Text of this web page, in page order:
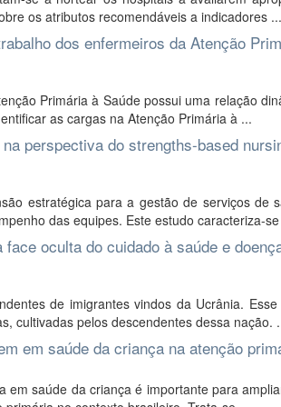
os atributos recomendáveis a indicadores ...
dos enfermeiros da Atenção
Primária à Saúde possui uma relação
as cargas na Atenção Primária à ...
perspectiva do strengths-based
estratégica para a gestão de serviços de
das equipes. Este estudo caracteriza-
oculta do cuidado à saúde e
de imigrantes vindos da Ucrânia.
cultivadas pelos descendentes dessa nação.
em saúde da criança na atenção
saúde da criança é importante para